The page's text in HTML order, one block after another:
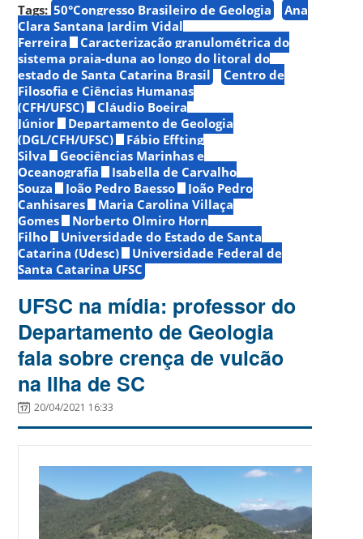
Tags: 50°Congresso Brasileiro de Geologia
Ana
Clara Santana Jardim Vidal
Ferreira
Caracterização granulométrica do
sistema praia-duna ao longo do litoral do
estado de Santa Catarina Brasil
Centro de
Filosofia e Ciências Humanas
(CFH/UFSC)
Cláudio Boeira
Júnior
Departamento de Geologia
(DGL/CFH/UFSC)
Fábio Effting
Silva
Geociências Marinhas e
Oceanografia
Isabella de Carvalho
Souza
João Pedro Baesso
João Pedro
Canhisares
Maria Carolina Villaça
Gomes
Norberto Olmiro Horn
Filho
Universidade do Estado de Santa
Catarina (Udesc)
Universidade Federal de
Santa Catarina UFSC
UFSC na mídia: professor do
Departamento de Geologia
fala sobre crença de vulcão
na Ilha de SC
20/04/2021 16:33